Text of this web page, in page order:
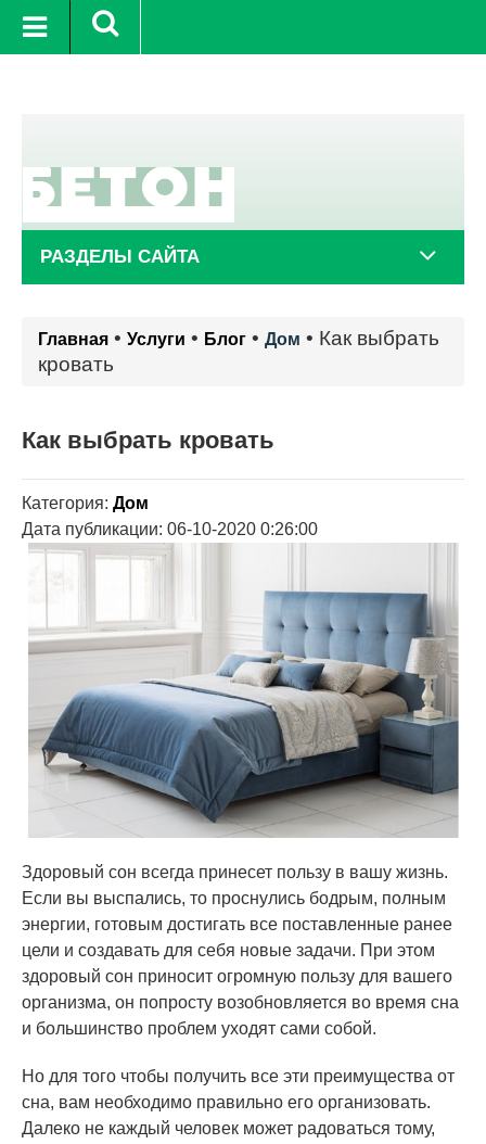
+20°C
РАЗДЕЛЫ САЙТА
Главная • Услуги • Блог • Дом • Как выбрать
кровать
Как выбрать кровать
Категория: Дом
Дата публикации: 06-10-2020 0:26:00
Здоровый сон всегда принесет пользу в вашу жизнь.
Если вы выспались, то проснулись бодрым, полным
энергии, готовым достигать все поставленные ранее
цели и создавать для себя новые задачи. При этом
здоровый сон приносит огромную пользу для вашего
организма, он попросту возобновляется во время сна
и большинство проблем уходят сами собой.
Но для того чтобы получить все эти преимущества от
сна, вам необходимо правильно его организовать.
Далеко не каждый человек может радоваться тому,